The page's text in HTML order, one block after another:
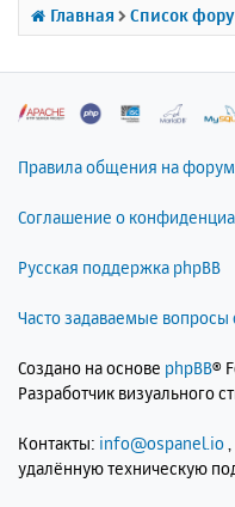
Главная Список
Правила общения на
Соглашение о
Русская поддержка phpBB
Часто задаваемые
Создано на основе phpBB®
Разработчик визуального
Контакты: info@ospanel.io
удалённую техническую